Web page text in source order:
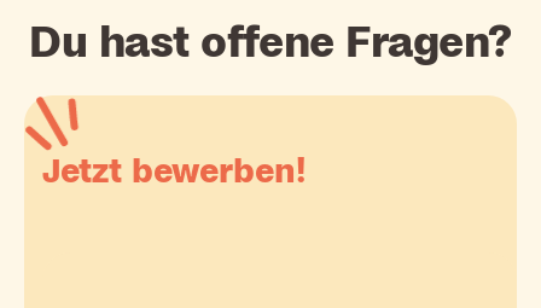
Du hast offene Fragen?
Jetzt bewerben!